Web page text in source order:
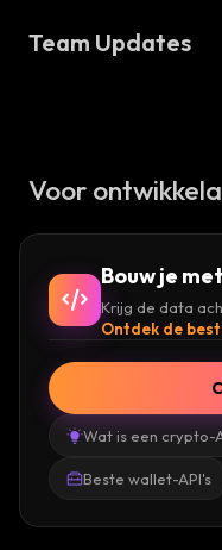
Team Updates
Voor
Bouw je
Krijg de data
Ontdek de
Wat is een crypto-
Beste wallet-API's